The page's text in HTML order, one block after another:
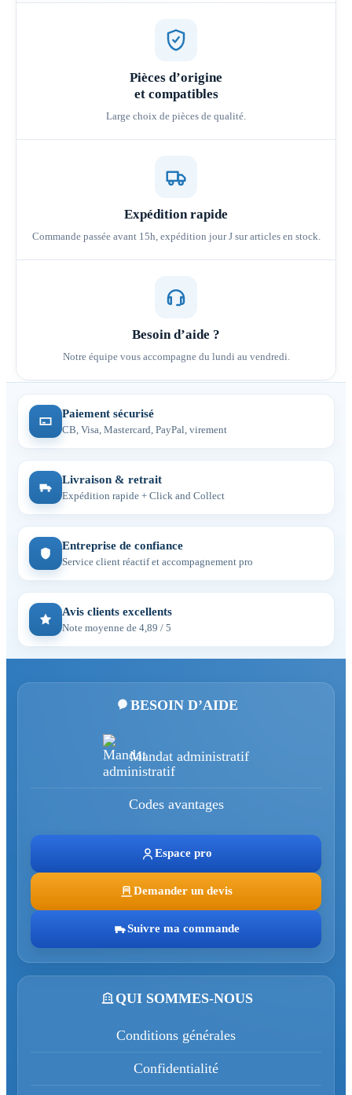
Pièces d’origine
et compatibles
Large choix de pièces de qualité.
Expédition rapide
Commande passée avant 15h, expédition jour J sur articles en stock.
Besoin d’aide ?
Notre équipe vous accompagne du lundi au vendredi.
Paiement sécurisé
CB, Visa, Mastercard, PayPal, virement
Livraison & retrait
Expédition rapide + Click and Collect
Entreprise de confiance
Service client réactif et accompagnement pro
Avis clients excellents
Note moyenne de 4,89 / 5
BESOIN D’AIDE
Mandat administratif
Codes avantages
Espace pro
Demander un devis
Suivre ma commande
QUI SOMMES-NOUS
Conditions générales
Confidentialité